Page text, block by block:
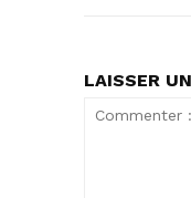
LAISSER